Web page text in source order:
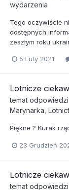
wydarzenia
Tego oczywiście
dostępnych
zeszłym roku
5 Luty 2021
Lotnicze
temat
Marynarka,
Piękne ? Kurak
23 Grudzień
Lotnicze
temat